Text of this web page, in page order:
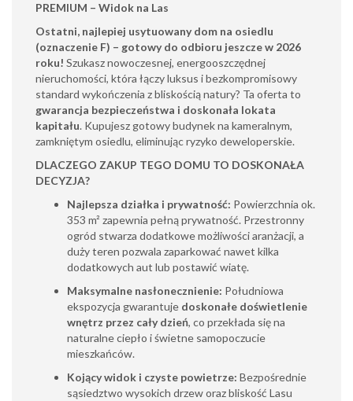
PREMIUM – Widok na Las
Ostatni, najlepiej usytuowany dom na osiedlu
(oznaczenie F) – gotowy do odbioru jeszcze w 2026
roku! Szukasz nowoczesnej, energooszczędnej
nieruchomości, która łączy luksus i bezkompromisowy
standard wykończenia z bliskością natury? Ta oferta to
gwarancja bezpieczeństwa i doskonała lokata
kapitału. Kupujesz gotowy budynek na kameralnym,
zamkniętym osiedlu, eliminując ryzyko deweloperskie.
DLACZEGO ZAKUP TEGO DOMU TO DOSKONAŁA
DECYZJA?
Najlepsza działka i prywatność: Powierzchnia ok.
353 m² zapewnia pełną prywatność. Przestronny
ogród stwarza dodatkowe możliwości aranżacji, a
duży teren pozwala zaparkować nawet kilka
dodatkowych aut lub postawić wiatę.
Maksymalne nasłonecznienie: Południowa
ekspozycja gwarantuje doskonałe doświetlenie
wnętrz przez cały dzień, co przekłada się na
naturalne ciepło i świetne samopoczucie
mieszkańców.
Kojący widok i czyste powietrze: Bezpośrednie
sąsiedztwo wysokich drzew oraz bliskość Lasu